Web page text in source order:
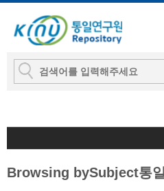
Browsing bySubject통일